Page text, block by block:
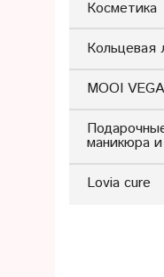
Косметика
Кольцевая
MOOI
маникюра
Lovia cure